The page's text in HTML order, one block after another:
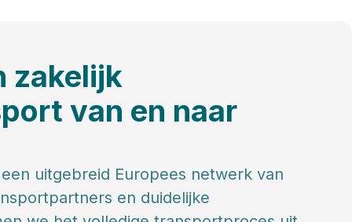
zakelijk
van en naar
uitgebreid Europees netwerk van
en duidelijke